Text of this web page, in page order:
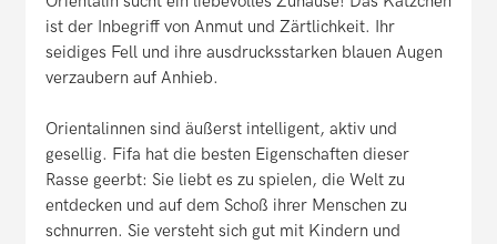
ist der Inbegriff von Anmut und Zärtlichkeit. Ihr
seidiges Fell und ihre ausdrucksstarken blauen Augen
verzaubern auf Anhieb.
Orientalinnen sind äußerst intelligent, aktiv und
gesellig. Fifa hat die besten Eigenschaften dieser
Rasse geerbt: Sie liebt es zu spielen, die Welt zu
entdecken und auf dem Schoß ihrer Menschen zu
schnurren. Sie versteht sich gut mit Kindern und